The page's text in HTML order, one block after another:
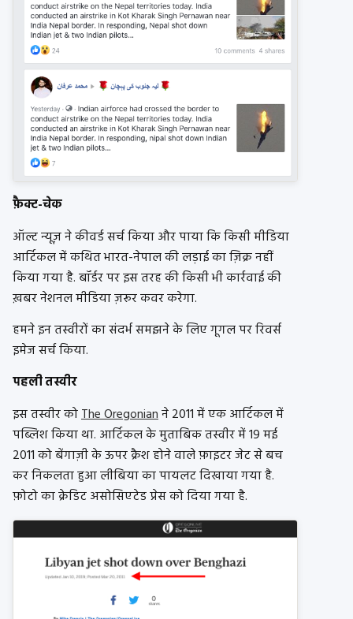
फ़ैक्ट-चेक
ऑल्ट न्यूज़ ने कीवर्ड सर्च किया और पाया कि किसी मीडिया
आर्टिकल में कथित भारत-नेपाल की लड़ाई का ज़िक्र नहीं
किया गया है. बॉर्डर पर इस तरह की किसी भी कार्रवाई की
ख़बर नेशनल मीडिया ज़रूर कवर करेगा.
हमने इन तस्वीरों का संदर्भ समझने के लिए गूगल पर रिवर्स
इमेज सर्च किया.
पहली तस्वीर
इस तस्वीर कोThe Oregonianने 2011 में एक आर्टिकल में
पब्लिश किया था. आर्टिकल के मुताबिक तस्वीर में 19 मई
2011 को बेंगाज़ी के ऊपर क्रैश होने वाले फ़ाइटर जेट से बच
कर निकलता हुआ लीबिया का पायलट दिखाया गया है.
फ़ोटो का क्रेडिट असोसिएटेड प्रेस को दिया गया है.